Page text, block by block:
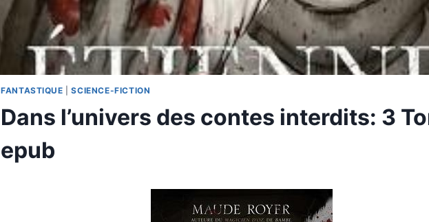
FANTASTIQUE |SCIENCE-FICTION
Dans l’univers des contes interdits: 3
epub